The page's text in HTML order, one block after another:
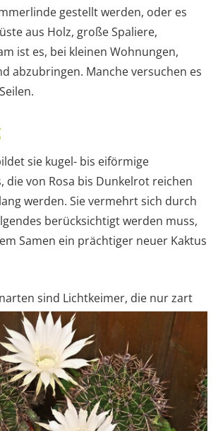
gestellt werden, oder es
aus Holz, große Spaliere,
ist es, bei kleinen Wohnungen,
abzubringen. Manche versuchen es
sie kugel- bis eiförmige
die von Rosa bis Dunkelrot reichen
werden. Sie vermehrt sich durch
berücksichtigt werden muss,
Samen ein prächtiger neuer Kaktus
sind Lichtkeimer, die nur zart